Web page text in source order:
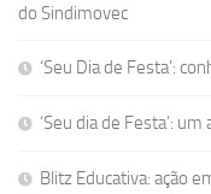
do Sindimovec
‘Seu Dia de Festa’:
‘Seu dia de Festa’:
Blitz Educativa: ação